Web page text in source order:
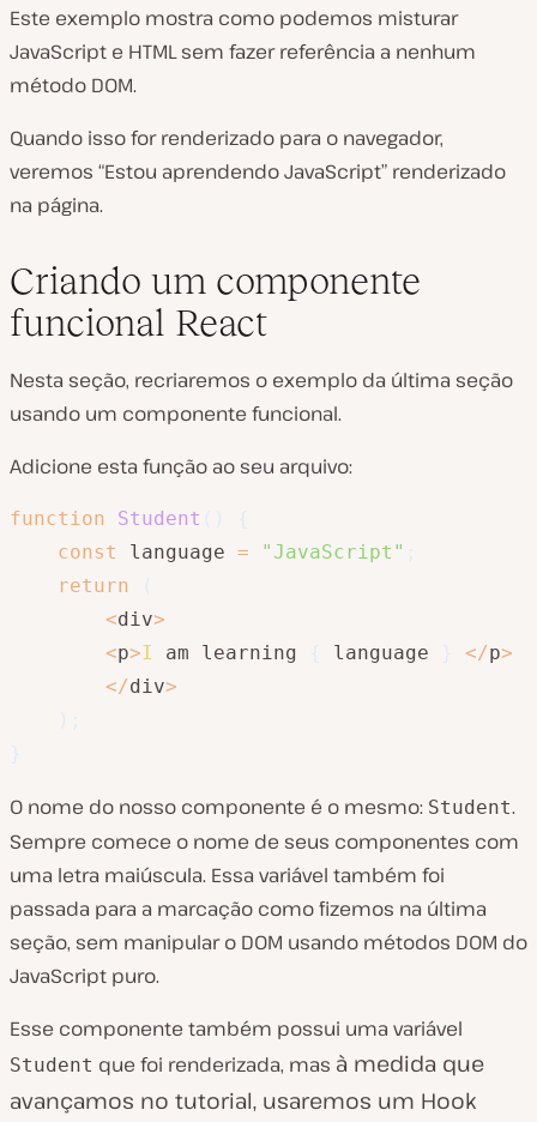
Este exemplo mostra como podemos misturar
JavaScript e HTML sem fazer referência a nenhum
método DOM.
Quando isso for renderizado para o navegador,
veremos “Estou aprendendo JavaScript” renderizado
na página.
Criando um componente
funcional React
Nesta seção, recriaremos o exemplo da última seção
usando um componente funcional.
Adicione esta função ao seu arquivo:
function Student
const
language = "JavaScript"
return
<div>
<p>I am learning language </p>
</div>
O nome do nosso componente é o mesmo: Student.
Sempre comece o nome de seus componentes com
uma letra maiúscula. Essa variável também foi
passada para a marcação como fizemos na última
seção, sem manipular o DOM usando métodos DOM do
JavaScript puro.
Esse componente também possui uma variável
Student que foi renderizada, mas à medida que
avançamos no tutorial, usaremos um Hook